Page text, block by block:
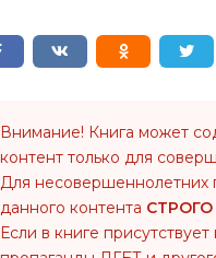
Внимание! Книга может
контент только для
Для несовершеннолетних
данного контента
Если в книге присутствует